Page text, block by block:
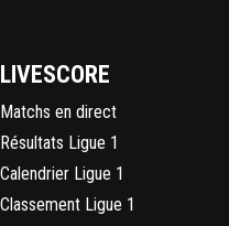
LIVESCORE
Matchs en direct
Résultats Ligue 1
Calendrier Ligue 1
Classement Ligue 1